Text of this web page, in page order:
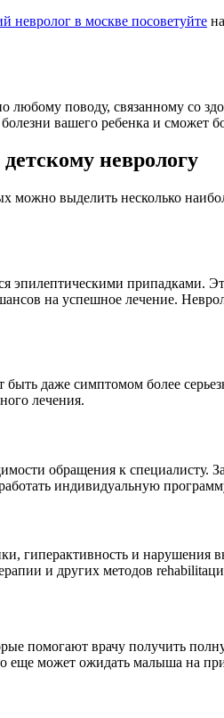
невролог в москве посоветуйте
поводу, связанному со
вашего ребенка и сможет
неврологу
можно выделить несколько
припадками.
на успешное лечение.
даже симптомом более
лечения.
обращения к специалисту.
индивидуальную
гиперактивность и
и других методов
помогают врачу получить
еще может ожидать малыша на